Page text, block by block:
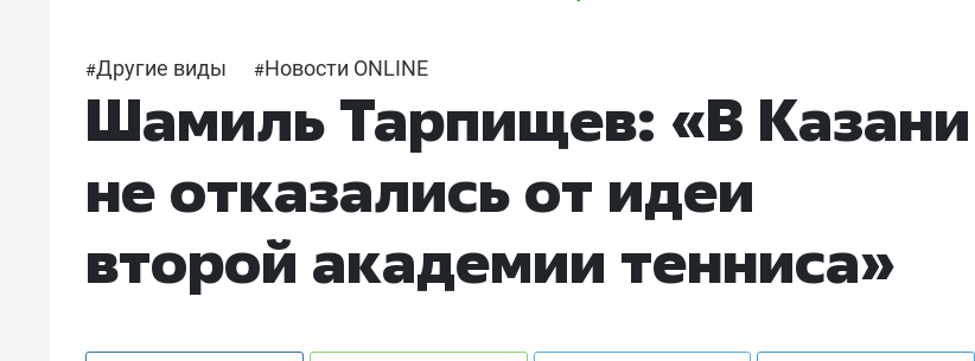
#Другие виды #Новости ONLINE
Шамиль Тарпищев: «В Казани
не отказались от идеи
второй академии тенниса»